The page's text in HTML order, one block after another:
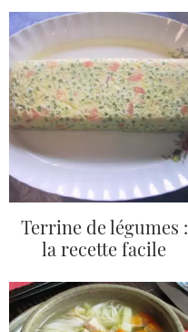
Terrine de légumes :
la recette facile